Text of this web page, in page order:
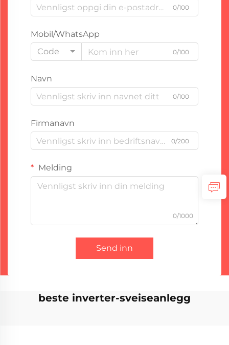
0/100
Mobil/WhatsApp
Code
0/100
Navn
0/100
Firmanavn
0/200
Melding
0/1000
Send inn
beste inverter-sveiseanlegg